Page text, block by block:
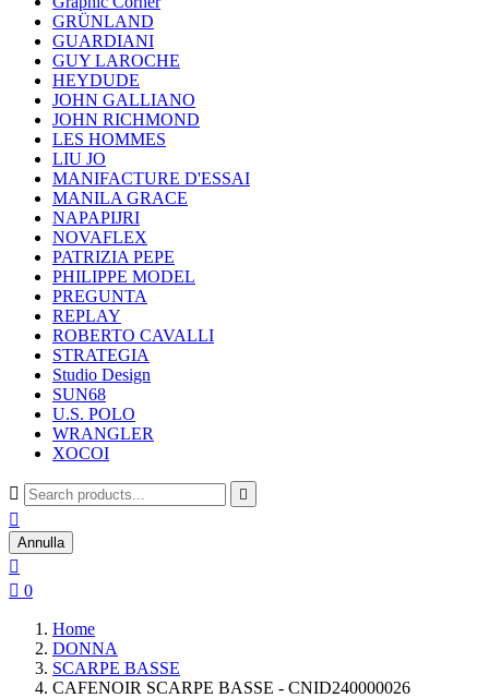
GRÜNLAND
GUARDIANI
GUY LAROCHE
HEYDUDE
JOHN GALLIANO
JOHN RICHMOND
LES HOMMES
LIU JO
MANIFACTURE D'ESSAI
MANILA GRACE
NAPAPIJRI
NOVAFLEX
PATRIZIA PEPE
PHILIPPE MODEL
PREGUNTA
REPLAY
ROBERTO CAVALLI
STRATEGIA
Studio Design
SUN68
U.S. POLO
WRANGLER
XOCOI
 

Annulla

 0
Home
DONNA
SCARPE BASSE
CAFENOIR SCARPE BASSE - CNID240000026